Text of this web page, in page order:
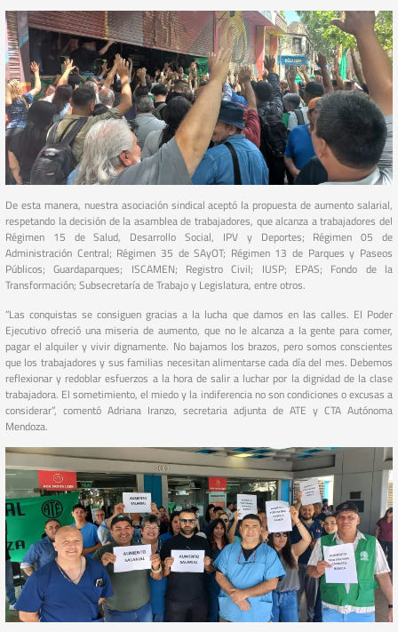
De esta manera, nuestra asociación sindical aceptó la propuesta de aumento salarial,
respetando la decisión de la asamblea de trabajadores, que alcanza a trabajadores del
Régimen 15 de Salud, Desarrollo Social, IPV y Deportes; Régimen 05 de
Administración Central; Régimen 35 de SAyOT; Régimen 13 de Parques y Paseos
Públicos; Guardaparques; ISCAMEN; Registro Civil; IUSP; EPAS; Fondo de la
Transformación; Subsecretaría de Trabajo y Legislatura, entre otros.
“Las conquistas se consiguen gracias a la lucha que damos en las calles. El Poder
Ejecutivo ofreció una miseria de aumento, que no le alcanza a la gente para comer,
pagar el alquiler y vivir dignamente. No bajamos los brazos, pero somos conscientes
que los trabajadores y sus familias necesitan alimentarse cada día del mes. Debemos
reflexionar y redoblar esfuerzos a la hora de salir a luchar por la dignidad de la clase
trabajadora. El sometimiento, el miedo y la indiferencia no son condiciones o excusas a
considerar”, comentó Adriana Iranzo, secretaria adjunta de ATE y CTA Autónoma
Mendoza.